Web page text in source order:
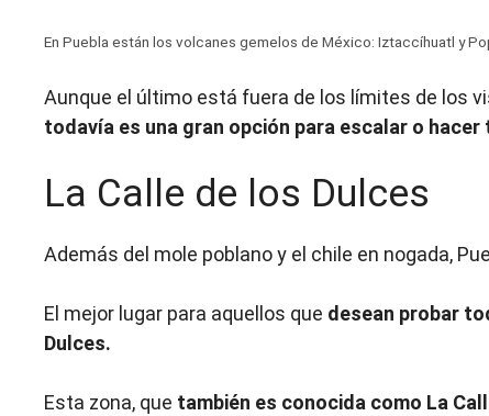
En Puebla están los volcanes gemelos de México: Iztaccíhuatl y
Aunque el último está fuera de los límites de los
todavía es una gran opción para escalar o hacer
La Calle de los Dulces
Además del mole poblano y el chile en nogada,
El mejor lugar para aquellos que desean probar
Dulces.
Esta zona, que también es conocida como La